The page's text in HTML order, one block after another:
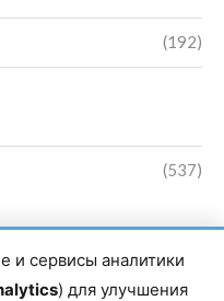
(192)
(537)
и сервисы аналитики
) для улучшения